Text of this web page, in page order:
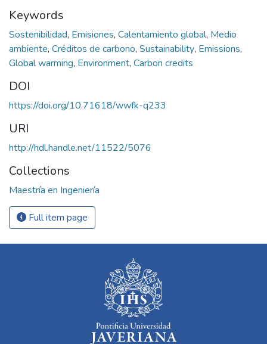
Keywords
Sostenibilidad, Emisiones, Calentamiento global, Medio
ambiente, Créditos de carbono, Sustainability, Emissions,
Global warming, Environment, Carbon credits
DOI
https://doi.org/10.71618/wwfk-q233
URI
http://hdl.handle.net/11522/5076
Collections
Maestría en Ingeniería
Full item page